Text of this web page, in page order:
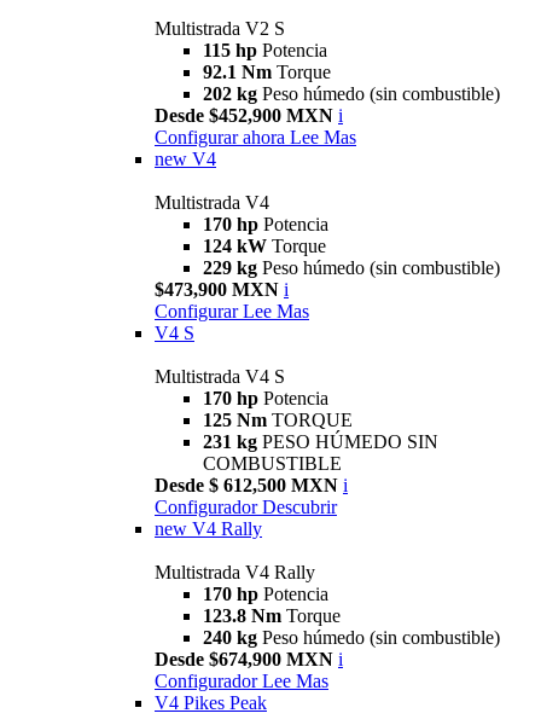
Multistrada V2 S
115 hp Potencia
92.1 Nm Torque
202 kg Peso húmedo (sin combustible)
Desde $452,900 MXN i
Configurar ahora Lee Mas
new V4
Multistrada V4
170 hp Potencia
124 kW Torque
229 kg Peso húmedo (sin combustible)
$473,900 MXN i
Configurar Lee Mas
V4 S
Multistrada V4 S
170 hp Potencia
125 Nm TORQUE
231 kg PESO HÚMEDO SIN
COMBUSTIBLE
Desde $ 612,500 MXN i
Configurador Descubrir
new V4 Rally
Multistrada V4 Rally
170 hp Potencia
123.8 Nm Torque
240 kg Peso húmedo (sin combustible)
Desde $674,900 MXN i
Configurador Lee Mas
V4 Pikes Peak